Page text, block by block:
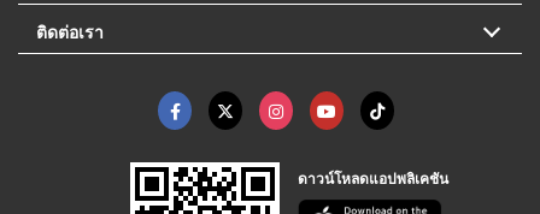
ติดต่อเรา
ดาวน์โหลดแอปพลิเคชัน